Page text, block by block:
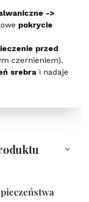
->
pokrycie
przed
czernieniem).
srebra i nadaje